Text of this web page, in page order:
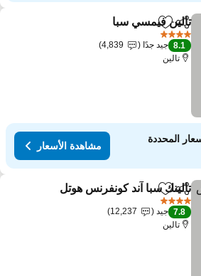
مشاركةAdd to favorites
تالين فيمسي سبا
8.1 جيد جدًا
4,839
تالين
المحددة
مشاهدة الأسعار
مشاركةAdd to favorites
تالينك سبا آند كونفرنس هوتل
7.8 جيد
12,237
تالين